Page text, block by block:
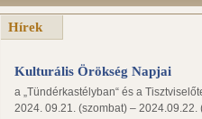
Hírek
Kulturális Örökség Napjai
a „Tündérkastélyban“ és a
2024. 09.21. (szombat) – 2024.09.22.